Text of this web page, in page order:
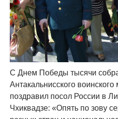
С Днем Победы тысячи
Антакальнисского
поздравил посол России в
Чхиквадзе: «Опять по зову